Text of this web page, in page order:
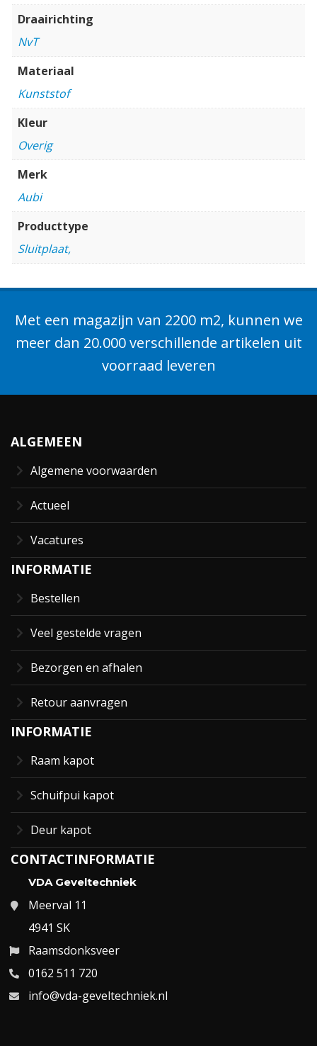
Draairichting
NvT
Materiaal
Kunststof
Kleur
Overig
Merk
Aubi
Producttype
Sluitplaat,
Met een magazijn van 2200 m2, kunnen we
meer dan 20.000 verschillende artikelen uit
voorraad leveren
ALGEMEEN
Algemene voorwaarden
Actueel
Vacatures
INFORMATIE
Bestellen
Veel gestelde vragen
Bezorgen en afhalen
Retour aanvragen
INFORMATIE
Raam kapot
Schuifpui kapot
Deur kapot
CONTACTINFORMATIE
VDA Geveltechniek
Meerval 11
4941 SK
Raamsdonksveer
0162 511 720
info@vda-geveltechniek.nl